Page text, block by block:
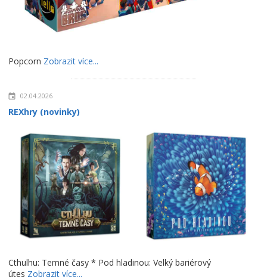
Popcorn Zobrazit více...
02.04.2026
REXhry (novinky)
Cthulhu: Temné časy * Pod hladinou: Velký bariérový
útes Zobrazit více...